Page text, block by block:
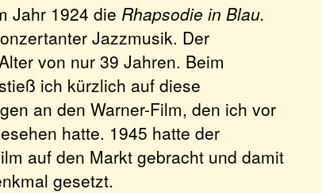
Jahr 1924 die Rhapsodie in Blau.
Jazzmusik. Der
von nur 39 Jahren. Beim
ich kürzlich auf diese
an den Warner-Film, den ich vor
hatte. 1945 hatte der
auf den Markt gebracht und damit
gesetzt.